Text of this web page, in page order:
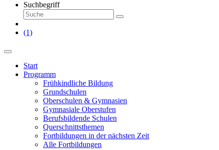
Suchbegriff
(1)
Start
Programm
Frühkindliche Bildung
Grundschulen
Oberschulen & Gymnasien
Gymnasiale Oberstufen
Berufsbildende Schulen
Querschnittsthemen
Fortbildungen in der nächsten Zeit
Alle Fortbildungen